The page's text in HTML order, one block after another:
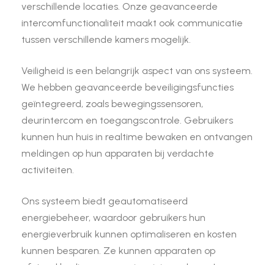
verschillende locaties. Onze geavanceerde
intercomfunctionaliteit maakt ook communicatie
tussen verschillende kamers mogelijk.
Veiligheid is een belangrijk aspect van ons systeem.
We hebben geavanceerde beveiligingsfuncties
geïntegreerd, zoals bewegingssensoren,
deurintercom en toegangscontrole. Gebruikers
kunnen hun huis in realtime bewaken en ontvangen
meldingen op hun apparaten bij verdachte
activiteiten.
Ons systeem biedt geautomatiseerd
energiebeheer, waardoor gebruikers hun
energieverbruik kunnen optimaliseren en kosten
kunnen besparen. Ze kunnen apparaten op